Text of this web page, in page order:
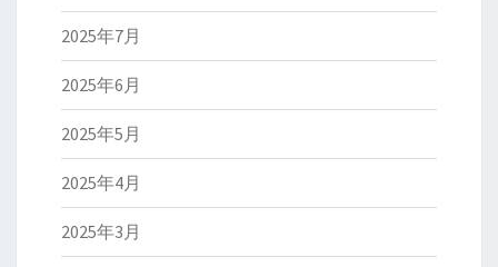
2025年7月
2025年6月
2025年5月
2025年4月
2025年3月